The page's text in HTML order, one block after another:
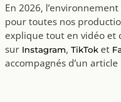
En 2026,
pour toutes nos
explique tout en vidéo et
sur Instagram, TikToket
accompagnés d’un article